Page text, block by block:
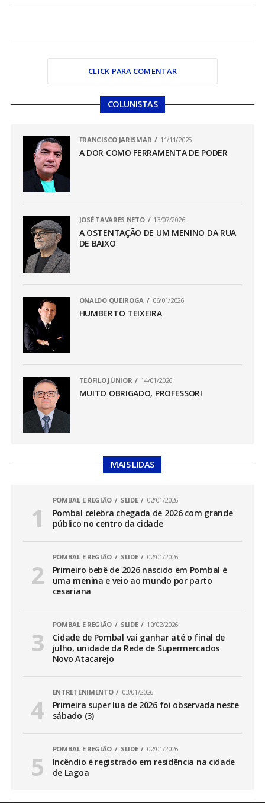
CLICK PARA COMENTAR
COLUNISTAS
FRANCISCO JARISMAR 11/11/2025
A DOR COMO FERRAMENTA DE PODER
JOSÉ TAVARES NETO 13/07/2026
A OSTENTAÇÃO DE UM MENINO DA RUA
DE BAIXO
ONALDO QUEIROGA 06/01/2026
HUMBERTO TEIXEIRA
TEÓFILO JÚNIOR 14/01/2026
MUITO OBRIGADO, PROFESSOR!
MAIS LIDAS
POMBAL E REGIÃO SLIDE 02/01/2026
Pombal celebra chegada de 2026 com grande
público no centro da cidade
POMBAL E REGIÃO SLIDE 02/01/2026
Primeiro bebê de 2026 nascido em Pombal é
uma menina e veio ao mundo por parto
cesariana
POMBAL E REGIÃO SLIDE 10/02/2026
Cidade de Pombal vai ganhar até o final de
julho, unidade da Rede de Supermercados
Novo Atacarejo
ENTRETENIMENTO 03/01/2026
Primeira super lua de 2026 foi observada neste
sábado (3)
POMBAL E REGIÃO SLIDE 02/01/2026
Incêndio é registrado em residência na cidade
de Lagoa